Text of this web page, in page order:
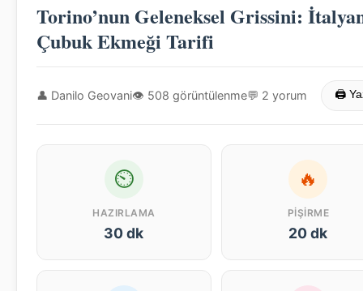
Torino’nun Geleneksel Grissini:
Çubuk Ekmeği Tarifi
👤 Danilo Geovani👁 508 görüntülenme💬 2 yorum 🖨
⏲
HAZIRLAMA
30 dk
🔥
PIŞIRME
20 dk